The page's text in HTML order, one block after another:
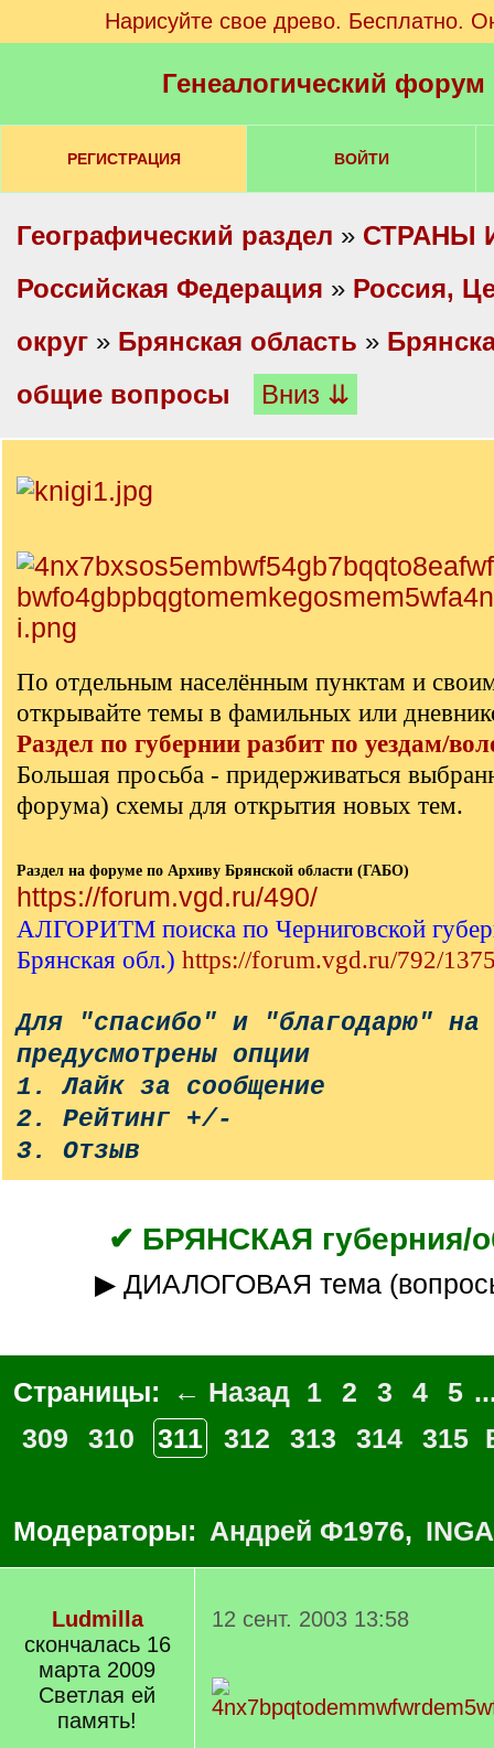
Нарисуйте свое древо. Бесплатно.
Генеалогический
РЕГИСТРАЦИЯ ВОЙТИ
Географический раздел » СТРАНЫ
Российская Федерация » Россия,
округ » Брянская область »
общие вопросы
Вниз ⇊
По отдельным населённым пунктам и
открывайте темы в фамильных или
Раздел по губернии разбит по уездам/
Большая просьба - придерживаться
форума) схемы для открытия новых тем.
Раздел на форуме по Архиву Брянской области (ГАБО)
https://forum.vgd.ru/490/
АЛГОРИТМ поиска по Черниговской
Брянская обл.) https://forum.vgd.ru/792/
Для "спасибо" и "благодарю" на
предусмотрены опции
1. Лайк за сообщение
2. Рейтинг +/-
3. Отзыв
✔ БРЯНСКАЯ губерния/
▶ ДИАЛОГОВАЯ тема
Страницы: ← Назад 1 2 3 4 5
309
310 311 312 313 314 315
Модераторы: Андрей Ф1976,
Ludmilla
скончалась 16
марта 2009
Светлая ей
память!
12 сент. 2003 13:58